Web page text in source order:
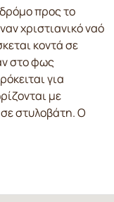
προς το
χριστιανικό ναό
κοντά σε
στο φως
για
με
στυλοβάτη. Ο